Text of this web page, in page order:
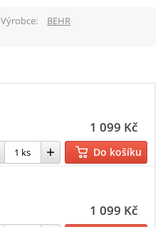
Výrobce
BEHR
1 099 Kč
Do košíku
1 099 Kč